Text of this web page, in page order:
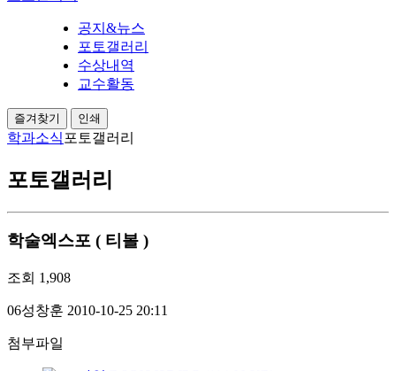
공지&뉴스
포토갤러리
수상내역
교수활동
즐겨찾기 인쇄
학과소식 포토갤러리
포토갤러리
학술엑스포 ( 티볼 )
조회 1,908
06성창훈 2010-10-25 20:11
첨부파일